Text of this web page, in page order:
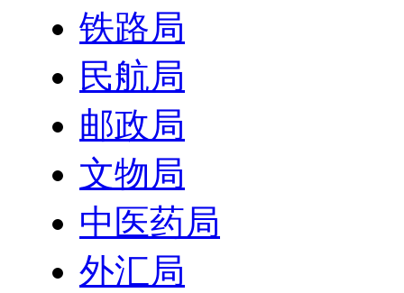
铁路局
民航局
邮政局
文物局
中医药局
外汇局